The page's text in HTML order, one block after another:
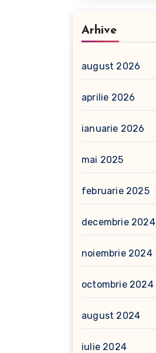
Arhive
august 2026
aprilie 2026
ianuarie 2026
mai 2025
februarie 2025
decembrie 2024
noiembrie 2024
octombrie 2024
august 2024
iulie 2024